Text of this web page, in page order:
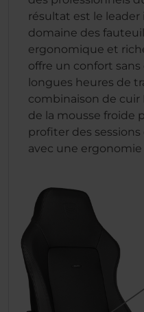
résultat est le
domaine des
ergonomique et
offre un confort
longues heures de
combinaison de cuir
de la mousse froide
profiter des
avec une